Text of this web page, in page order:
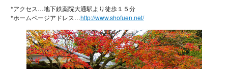
*アクセス…地下鉄薬院大通駅より徒歩１５分
*ホームページアドレス…http://www.shofuen.net/